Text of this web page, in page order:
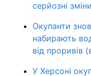
серйозні
Окупанти
набирають
від проривів
У Херсоні